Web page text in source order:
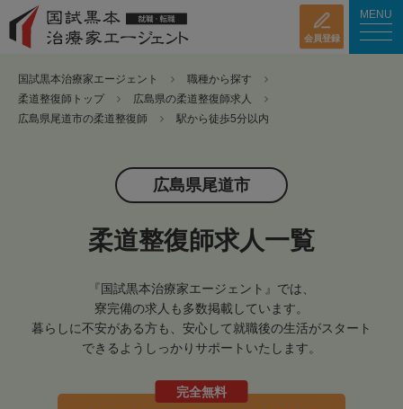
会員登録
MENU
国試黒本治療家エージェント
職種から探す
柔道整復師トップ
広島県の柔道整復師求人
広島県尾道市の柔道整復師
駅から徒歩5分以内
広島県尾道市
柔道整復師求人一覧
『国試黒本治療家エージェント』では、
寮完備の求人も多数掲載しています。
暮らしに不安がある方も、安心して就職後の生活がスタート
できるようしっかりサポートいたします。
完全無料